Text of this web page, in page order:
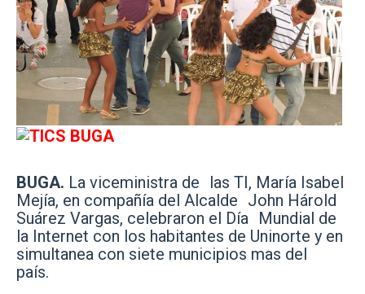
BUGA. La viceministra de las TI, María Isabel
Mejía, en compañía del Alcalde John Hárold
Suárez Vargas, celebraron el Día Mundial de
la Internet con los habitantes de Uninorte y en
simultanea con siete municipios mas del
país.